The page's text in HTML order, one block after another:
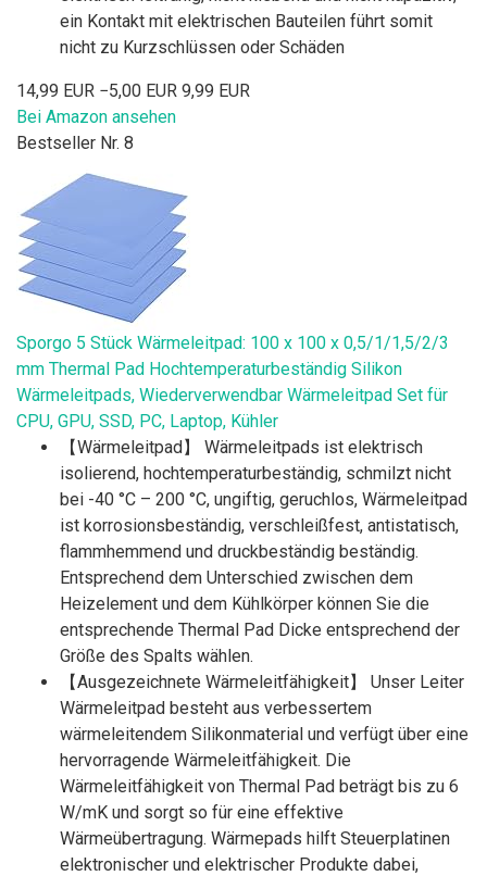
ein Kontakt mit elektrischen Bauteilen führt somit
nicht zu Kurzschlüssen oder Schäden
14,99 EUR −5,00 EUR 9,99 EUR
Bei Amazon ansehen
Bestseller Nr. 8
Sporgo 5 Stück Wärmeleitpad: 100 x 100 x 0,5/1/1,5/2/3
mm Thermal Pad Hochtemperaturbeständig Silikon
Wärmeleitpads, Wiederverwendbar Wärmeleitpad Set für
CPU, GPU, SSD, PC, Laptop, Kühler
【Wärmeleitpad】 Wärmeleitpads ist elektrisch
isolierend, hochtemperaturbeständig, schmilzt nicht
bei -40 °C – 200 °C, ungiftig, geruchlos, Wärmeleitpad
ist korrosionsbeständig, verschleißfest, antistatisch,
flammhemmend und druckbeständig beständig.
Entsprechend dem Unterschied zwischen dem
Heizelement und dem Kühlkörper können Sie die
entsprechende Thermal Pad Dicke entsprechend der
Größe des Spalts wählen.
【Ausgezeichnete Wärmeleitfähigkeit】 Unser Leiter
Wärmeleitpad besteht aus verbessertem
wärmeleitendem Silikonmaterial und verfügt über eine
hervorragende Wärmeleitfähigkeit. Die
Wärmeleitfähigkeit von Thermal Pad beträgt bis zu 6
W/mK und sorgt so für eine effektive
Wärmeübertragung. Wärmepads hilft Steuerplatinen
elektronischer und elektrischer Produkte dabei,